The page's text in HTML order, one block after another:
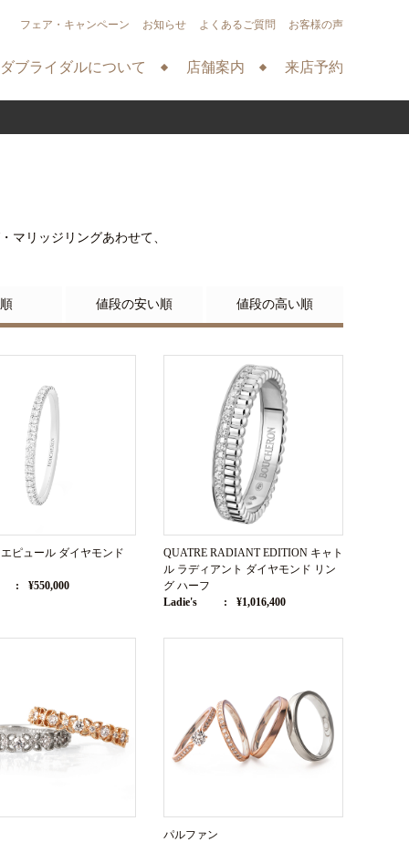
ブライダルについて 店舗案内 来店予約
フェア・キャンペーン お知らせ よくあるご質問 お客様の声
マリッジリングあわせて、
値段の安い順 値段の高い順
ピュール ダイヤモンド
¥550,000
QUATRE RADIANT EDITION キャト
ル ラディアント ダイヤモンド リン
グ ハーフ
Ladie's
¥1,016,400
パルファン